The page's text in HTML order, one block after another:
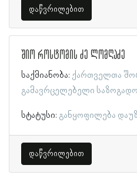
დაწვრილებით
შიო როსტომის ძე ლომღაძე
საქმიანობა: ქართველთა
გამავრცელებელი
სტატუსი: განყოფილება
დაწვრილებით